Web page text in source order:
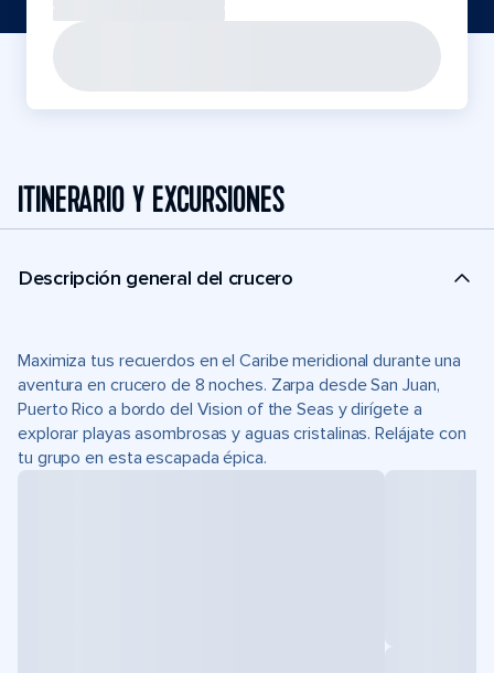
ITINERARIO Y EXCURSIONES
Descripción general del crucero
Maximiza tus recuerdos en el Caribe meridional durante una
aventura en crucero de 8 noches. Zarpa desde San Juan,
Puerto Rico a bordo del Vision of the Seas y dirígete a
explorar playas asombrosas y aguas cristalinas. Relájate con
tu grupo en esta escapada épica.